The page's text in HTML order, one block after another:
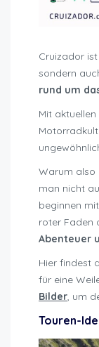
Cruizador
sondern
rund um
Mit
Warum also
man nicht
beginnen
roter Faden
Abenteuer
Hier findest
für eine
Bilder, um
Touren-